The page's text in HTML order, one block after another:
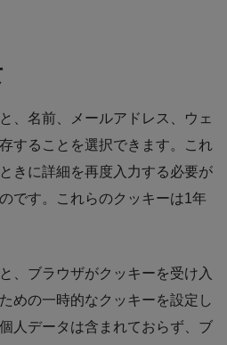
、名前、メールアドレス、ウェ
することを選択できます。これ
きに詳細を再度入力する必要が
です。これらのクッキーは1年
、ブラウザがクッキーを受け入
めの一時的なクッキーを設定し
人データは含まれておらず、ブ